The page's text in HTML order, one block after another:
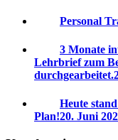
Personal
3 Monate
Lehrbrief zum
durchgearbeitet.
Heute
Plan!20. Juni